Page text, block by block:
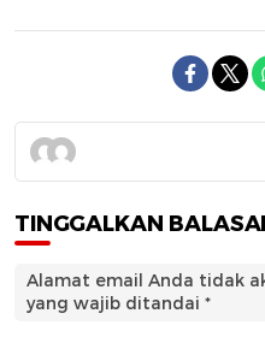
TINGGALKAN
Alamat email Anda tidak
yang wajib ditandai *